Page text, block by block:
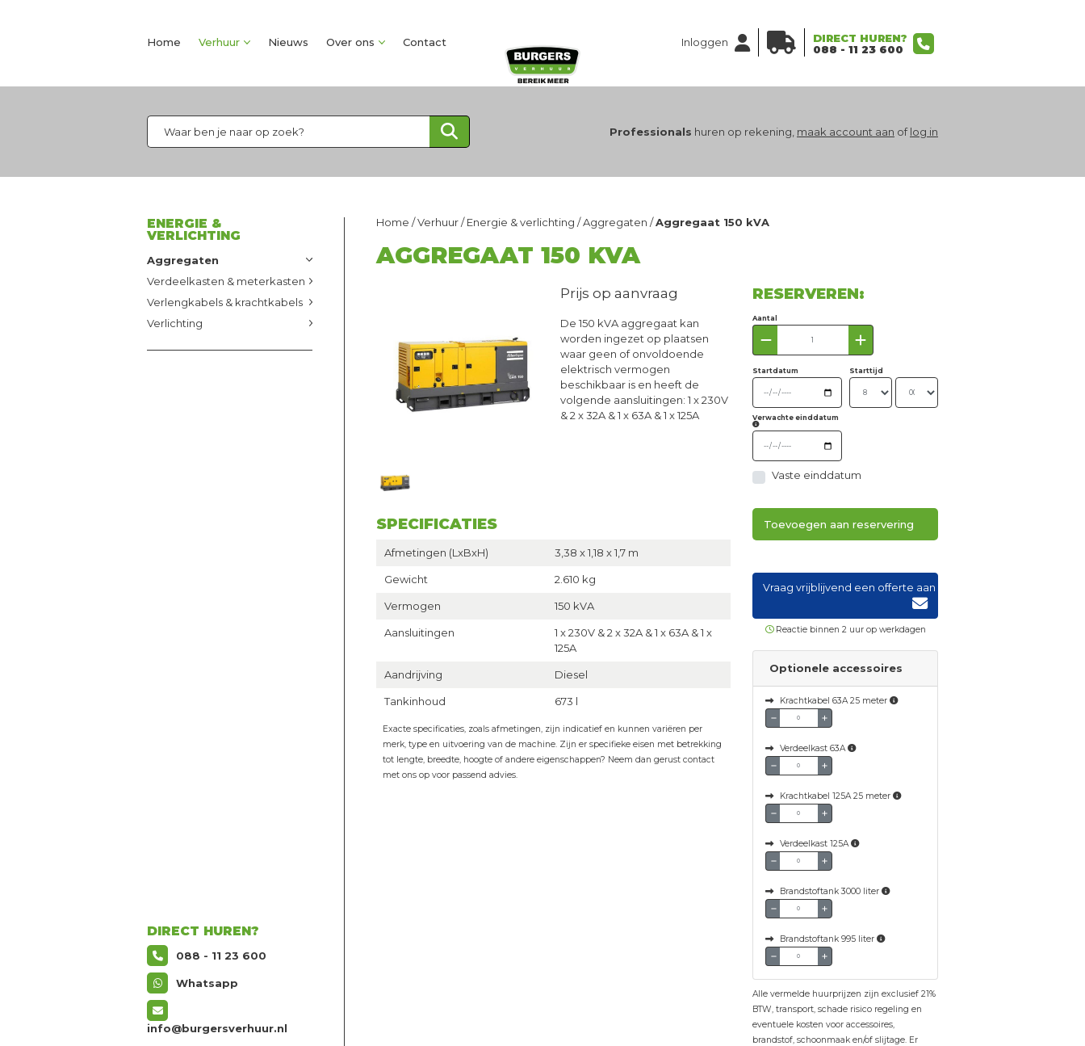
Home Verhuur Nieuws Over ons Contact Inloggen
DIRECT HUREN?
088 - 11 23 600
Professionals huren op rekening, maak account aan oflog in
ENERGIE &
VERLICHTING
Aggregaten
Verdeelkasten & meterkasten
Verlengkabels & krachtkabels
Verlichting
DIRECT HUREN?
088 - 11 23 600
Whatsapp
info@burgersverhuur.nl
Home /Verhuur/Energie & verlichting /Aggregaten /Aggregaat 150 kVA
AGGREGAAT 150 KVA
Prijs op aanvraag
De 150 kVA aggregaat kan
worden ingezet op plaatsen
waar geen of onvoldoende
elektrisch vermogen
beschikbaar is en heeft de
volgende aansluitingen: 1 x 230V
& 2 x 32A & 1 x 63A & 1 x 125A
SPECIFICATIES
Afmetingen (LxBxH) 3,38 x 1,18 x 1,7 m
Gewicht 2.610 kg
Vermogen 150 kVA
Aansluitingen
1 x 230V & 2 x 32A & 1 x 63A & 1 x
125A
Aandrijving Diesel
Tankinhoud 673 l
Exacte specificaties, zoals afmetingen, zijn indicatief en kunnen variëren per
merk, type en uitvoering van de machine. Zijn er specifieke eisen met betrekking
tot lengte, breedte, hoogte of andere eigenschappen? Neem dan gerust contact
met ons op voor passend advies.
RESERVEREN:
Aantal
Startdatum Starttijd
Verwachte einddatum
Vaste einddatum
Toevoegen aan reservering
Vraag vrijblijvend een offerte aan
Reactie binnen 2 uur op werkdagen
Optionele accessoires
Krachtkabel 63A 25 meter
Verdeelkast 63A
Krachtkabel 125A 25 meter
Verdeelkast 125A
Brandstoftank 3000 liter
Brandstoftank 995 liter
Alle vermelde huurprijzen zijn exclusief 21%
BTW, transport, schade risico regeling en
eventuele kosten voor accessoires,
brandstof, schoonmaak en/of slijtage. Er